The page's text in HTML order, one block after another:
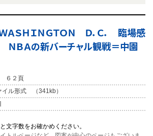
ＷＡＳＨＩＮＧＴＯＮ Ｄ．Ｃ． 臨場感
ＮＢＡの新バーチャル観戦＝中園
６２頁
イル形式 （341kb）
文字数をお確かめください。